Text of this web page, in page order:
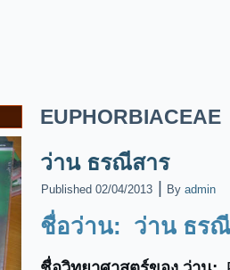
EUPHORBIACEAE
ว่าน ธรณีสาร
Published 02/04/2013 By admin
ชื่อว่าน: ว่าน ธร